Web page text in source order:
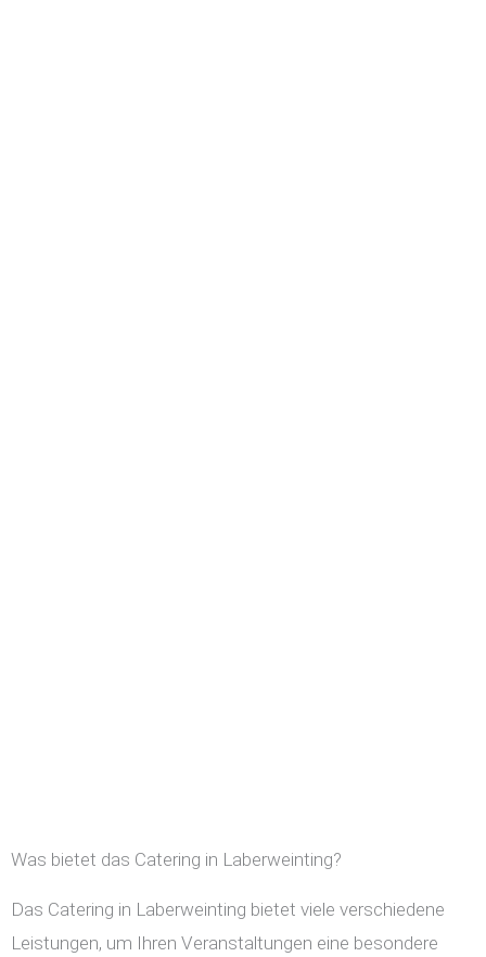
Was bietet das Catering in Laberweinting?
Das Catering in Laberweinting bietet viele verschiedene
Leistungen, um Ihren Veranstaltungen eine besondere